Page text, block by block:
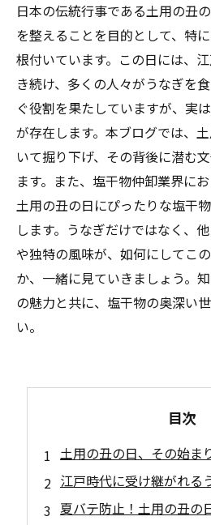
日本の伝統行事である土用の丑
を整えることを目的として、特
根付いています。この日には、
き続け、多くの人々がうなぎを
ぐ役割を果たしていますが、実
が存在します。本ブログでは、
いて掘り下げ、その背後に潜む
ます。また、塩干物仲卸業界に
土用の丑の日にぴったりな塩干
します。うなぎだけではなく、
や独特の風味が、如何にしてこ
か、一緒に見ていきましょう。
の魅力と共に、塩干物の奥深い
い。
目次
土用の丑の日、その始ま
江戸時代に受け継がれる
夏バテ防止！土用の丑の